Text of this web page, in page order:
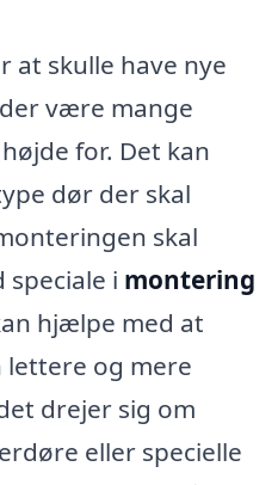
at skulle have nye
være mange
for. Det kan
dør der skal
skal
i montering
hjælpe med at
lettere og mere
drejer sig om
eller specielle